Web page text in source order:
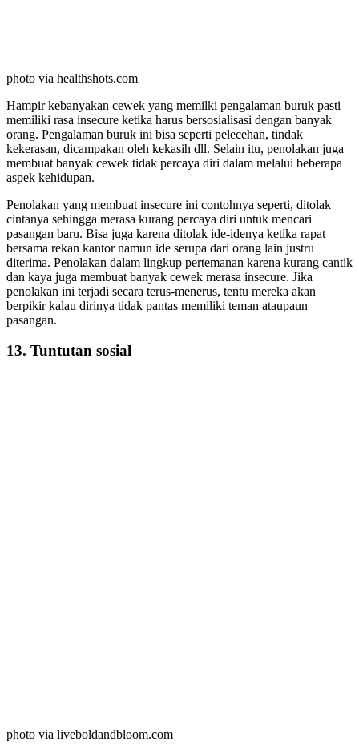
photo via healthshots.com
Hampir kebanyakan cewek yang memilki pengalaman buruk pasti
memiliki rasa insecure ketika harus bersosialisasi dengan banyak
orang. Pengalaman buruk ini bisa seperti pelecehan, tindak
kekerasan, dicampakan oleh kekasih dll. Selain itu, penolakan juga
membuat banyak cewek tidak percaya diri dalam melalui beberapa
aspek kehidupan.
Penolakan yang membuat insecure ini contohnya seperti, ditolak
cintanya sehingga merasa kurang percaya diri untuk mencari
pasangan baru. Bisa juga karena ditolak ide-idenya ketika rapat
bersama rekan kantor namun ide serupa dari orang lain justru
diterima. Penolakan dalam lingkup pertemanan karena kurang cantik
dan kaya juga membuat banyak cewek merasa insecure. Jika
penolakan ini terjadi secara terus-menerus, tentu mereka akan
berpikir kalau dirinya tidak pantas memiliki teman ataupaun
pasangan.
13. Tuntutan sosial
photo via liveboldandbloom.com